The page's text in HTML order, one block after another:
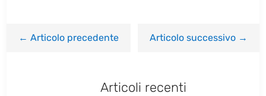
←Articolo precedente Articolo successivo→
Articoli recenti